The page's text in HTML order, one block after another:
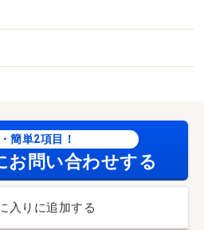
簡単2項目！
お問い合わせする
入りに追加する